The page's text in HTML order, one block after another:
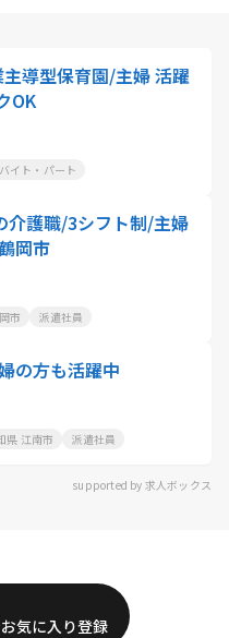
導型保育園/主婦 活躍
OK
イト・パート
介護職/3シフト制/主婦
岡市
市 派遣社員
の方も活躍中
県 江南市 派遣社員
supported by 求人ボックス
気に入り登録